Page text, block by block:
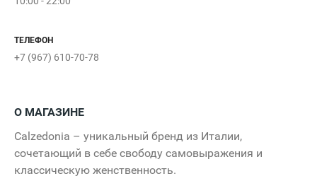
ТЕЛЕФОН
+7 (967) 610-70-78
О МАГАЗИНЕ
Calzedonia – уникальный бренд из Италии,
сочетающий в себе свободу самовыражения и
классическую женственность.